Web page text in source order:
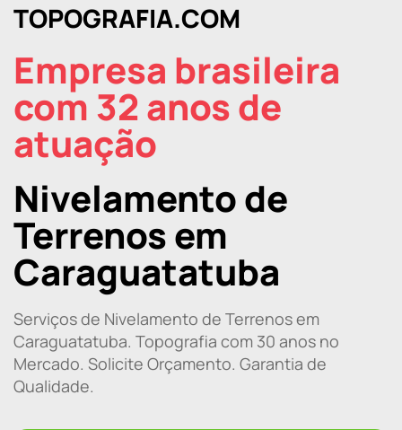
TOPOGRAFIA.COM
Empresa brasileira
com 32 anos de
atuação
Nivelamento de
Terrenos em
Caraguatatuba
Serviços de Nivelamento de Terrenos em
Caraguatatuba. Topografia com 30 anos no
Mercado. Solicite Orçamento. Garantia de
Qualidade.